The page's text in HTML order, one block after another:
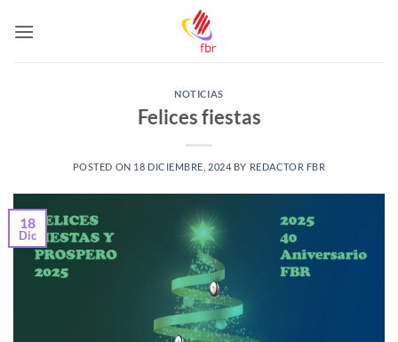
NOTICIAS
Felices fiestas
POSTED ON 18 DICIEMBRE, 2024 BY REDACTOR FBR
18
Dic